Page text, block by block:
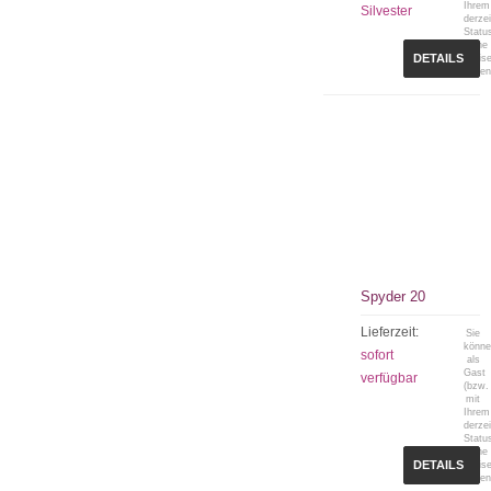
Silvester
Ihrem
keine
DETAILS
Spyder 20
Lieferzeit:
sofort
verfügbar
Sie
als
Gast
(bzw.
mit
Ihrem
keine
DETAILS